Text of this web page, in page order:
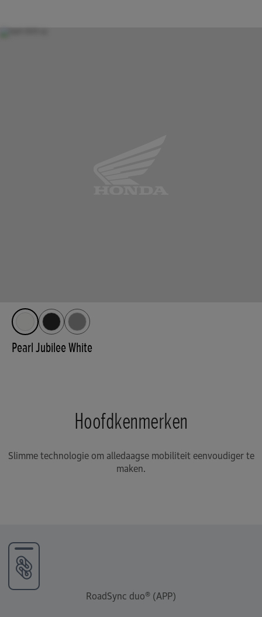
Pearl Jubilee White
Hoofdkenmerken
Slimme technologie om alledaagse mobiliteit eenvoudiger te
maken.
RoadSync duo® (APP)